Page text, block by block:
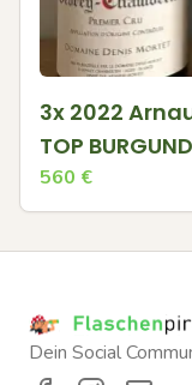
3x 2022
TOP
560 €
Dein Social